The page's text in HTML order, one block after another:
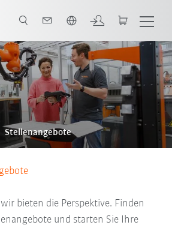
Stellenangebote
bieten die Perspektive. Finden
und starten Sie Ihre